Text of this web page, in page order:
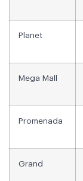
Planet
Mega Mall
Promenada
Grand